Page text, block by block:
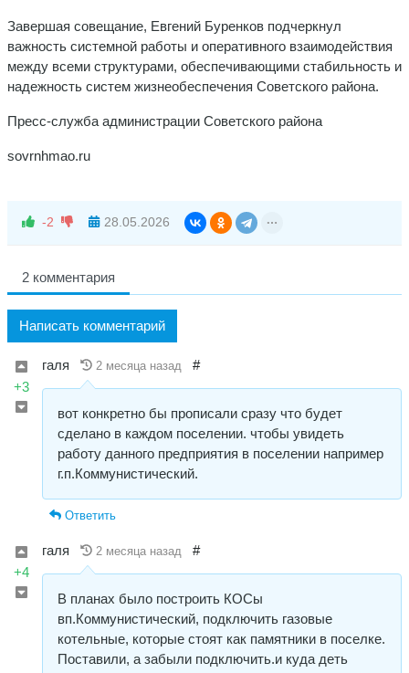
Завершая совещание, Евгений Буренков подчеркнул
важность системной работы и оперативного взаимодействия
между всеми структурами, обеспечивающими стабильность и
надежность систем жизнеобеспечения Советского района.
Пресс-служба администрации Советского района
sovrnhmao.ru
-2 28.05.2026
2 комментария
Написать комментарий
+3
галя 2 месяца назад #
вот конкретно бы прописали сразу что будет
сделано в каждом поселении. чтобы увидеть
работу данного предприятия в поселении например
г.п.Коммунистический.
Ответить
+4
галя 2 месяца назад #
В планах было построить КОСы
вп.Коммунистический, подключить газовые
котельные, которые стоят как памятники в поселке.
Поставили, а забыли подключить.и куда деть